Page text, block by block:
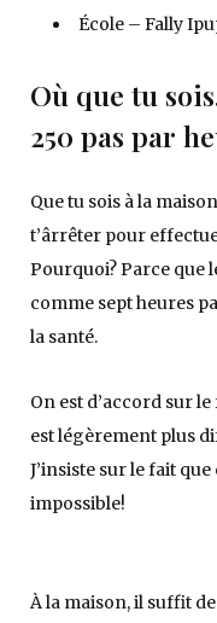
École – Fally
Où que tu
250 pas par
Que tu sois à la
t’ârrêter pour
Pourquoi? Parce que
comme sept heures
la santé.
On est d’accord sur
est légèrement plus
J’insiste sur le fait
impossible!
À la maison, il suffit